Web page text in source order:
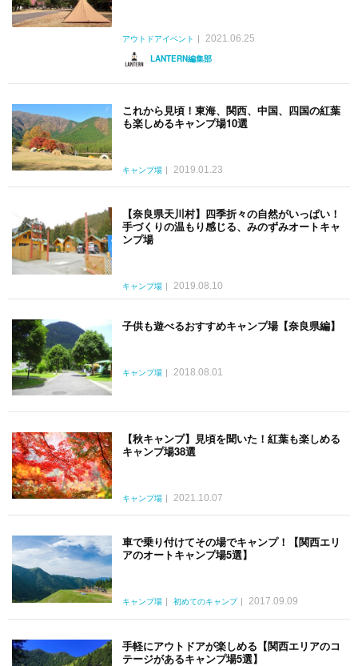
アウトドアイベント
2021.06.25
LANTERN編集部
これから見頃！東海、関西、中国、四国の紅葉
も楽しめるキャンプ場10選
キャンプ場 2019.01.23
【奈良県天川村】四季折々の自然がいっぱい！
手づくりの温もり感じる、みのずみオートキャ
ンプ場
キャンプ場 2019.08.10
子供も遊べるおすすめキャンプ場【奈良県編】
キャンプ場 2018.08.01
【秋キャンプ】見頃を聞いた！紅葉も楽しめる
キャンプ場38選
キャンプ場 2021.10.07
車で乗り付けてその場でキャンプ！【関西エリ
アのオートキャンプ場5選】
キャンプ場 初めてのキャンプ 2017.09.09
手軽にアウトドアが楽しめる【関西エリアのコ
テージがあるキャンプ場5選】